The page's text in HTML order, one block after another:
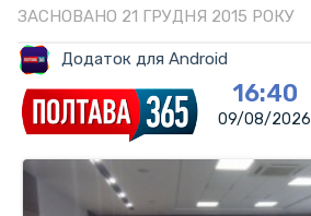
ЗАСНОВАНО 21 ГРУДНЯ 2015 РОКУ
Додаток для Android
16:40
09/08/2026